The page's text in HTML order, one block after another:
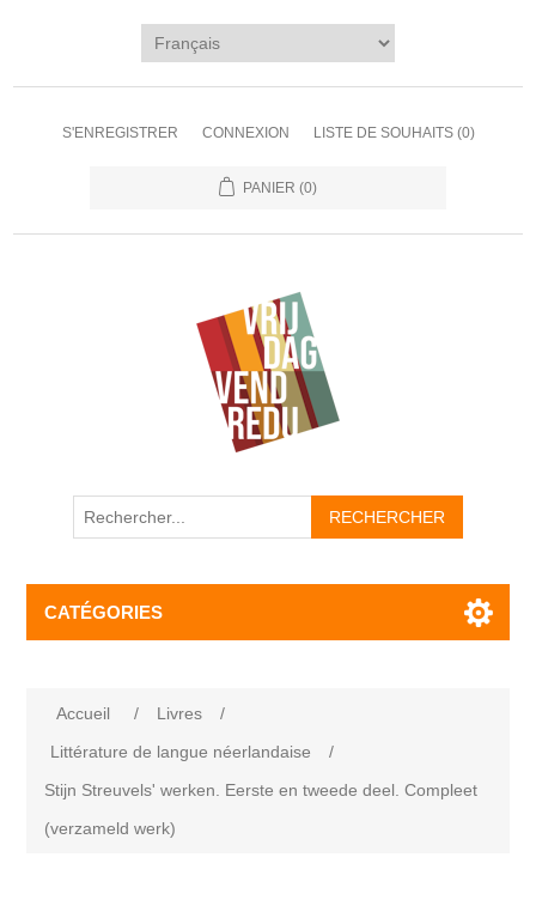
S'ENREGISTRER CONNEXION LISTE DE SOUHAITS (0)
PANIER (0)
CATÉGORIES
Accueil / Livres
/
Littérature de langue néerlandaise
/
Stijn Streuvels' werken. Eerste en tweede deel. Compleet
(verzameld werk)